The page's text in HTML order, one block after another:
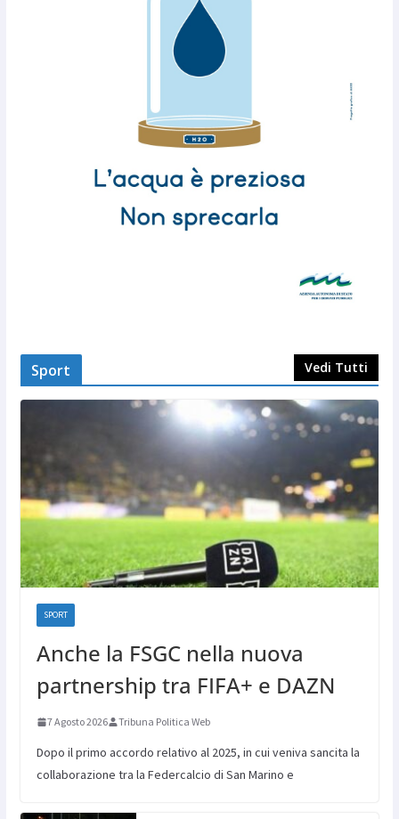
Sport Vedi Tutti
SPORT
Anche la FSGC nella nuova
partnership tra FIFA+ e DAZN
7 Agosto 2026 Tribuna Politica Web
Dopo il primo accordo relativo al 2025, in cui veniva sancita la
collaborazione tra la Federcalcio di San Marino e